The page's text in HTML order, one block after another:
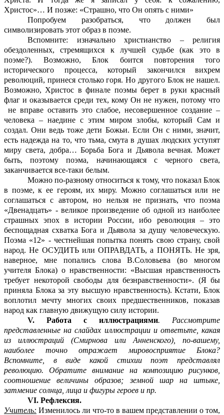
Христос»… И позже: «Страшно, что Он опять с ними»
Попробуем разобраться, что должен был
символизировать этот образ в поэме.
Вспомните: изначально христианство – религия
обездоленных, стремящихся к лучшей судьбе (как это в
поэме?). Возможно, Блок боится повторения того
исторического процесса, который закончился вихрем
революций, принеся столько горя. Но другого Блок не нашел.
Возможно, Христос в финале поэмы берет в руки красный
флаг и оказывается среди тех, кому Он не нужен, потому что
не вправе оставить это слабое, несовершенное создание –
человека – наедине с этим миром злобы, который Сам и
создал. Они ведь тоже дети Божьи. Если Он с ними, значит,
есть надежда на то, что тьма, смута в душах людских уступят
миру света, добра… Борьба Бога и Дьявола вечная. Может
быть, поэтому поэма, начинающаяся с черного света,
заканчивается все-таки белым.
Можно по-разному относиться к тому, что показал Блок
в поэме, к ее героям, их миру. Можно соглашаться или не
соглашаться с автором, но нельзя не признать, что поэма
«Двенадцать» - великое произведение об одной из наиболее
страшных эпох в истории России, ибо революция – это
беспощадная схватка Бога и Дьявола за душу человеческую.
Поэма «12» - честнейшая попытка понять свою страну, свой
народ. Не ОСУДИТЬ или ОПРАВДАТЬ, а ПОНЯТЬ. Не зря,
наверное, мне попались слова В.Соловьева (во многом
учителя Блока) о нравственности: «Высшая нравственность
требует некоторой свободы для безнравственности». (Я бы
приняла Блока за эту высшую нравственность). Кстати, Блок
воплотил мечту многих своих предшественников, показав
народ как главную движущую силу истории.
V. Работа с иллюстрациями. Рассмотрите
представленные на слайдах иллюстрации и ответьте, какая
из иллюстраций (Смирнова или Анненского), по-вашему,
наиболее точно отражает мировосприятие Блока?
Вспомните, в виде какой стихии поэт представлял
революцию. Обратите внимание на композицию рисунков,
соотношение величины образов; земной шар на штыке,
затмение солнца, лица и фигуры героев и пр.
VI. Рефлексия.
Учитель: Изменилось ли что-то в вашем представлении о том,